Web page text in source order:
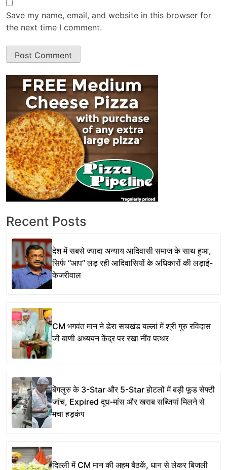
Save my name, email, and website in this browser for
the next time I comment.
Recent Posts
देश में सबसे ज्यादा अन्याय आदिवासी समाज के साथ हुआ,
सिर्फ ‘‘आप’’ लड़ रही आदिवासियों के अधिकारों की लड़ाई-
केजरीवाल
CM भगवंत मान ने डेरा सचखंड बल्लां में श्री गुरु रविदास
जी बाणी अध्ययन केंद्र पर रखा नींव पत्थर
बेंगलुरु के 3-Star और 5-Star होटलों में बड़ी फूड सेफ्टी
जांच, Expired दूध-मांस और खराब सब्जियां मिलने से
मचा हड़कंप
दिल्ली में CM मान की अहम बैठकें, धान से लेकर बिजली